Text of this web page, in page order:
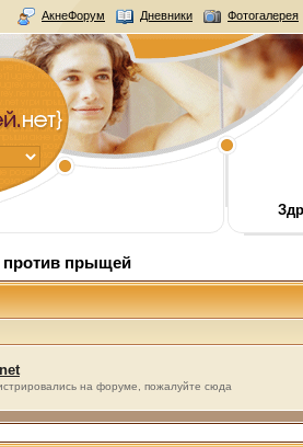
АкнеФорум Дневники Фотогалерея
прыщей
на форуме, пожалуйте сюда